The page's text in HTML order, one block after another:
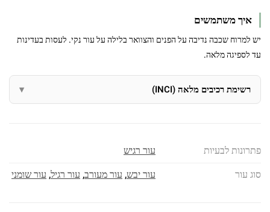
איך משתמשים
יש למרוח שכבה נדיבה על הפנים והצוואר בלילה על עור נקי. לעסות בעדינות
עד לספיגה מלאה.
רשימת רכיבים מלאה (INCI)
פתרונות לבעיות
עור רגיש
סוג עור
עור יבש,עור מעורב,עור רגיל,עור שומני